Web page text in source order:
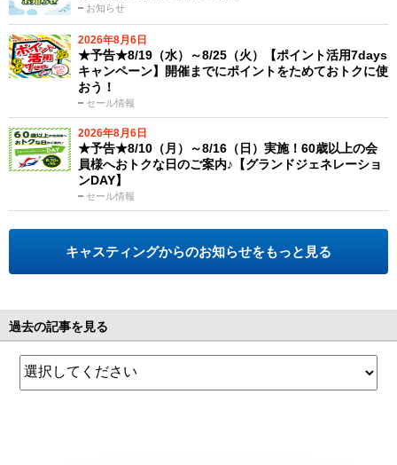
お知らせ
2026年8月6日
セール情報
★予告★8/19（水）～8/25（火）【ポイント活用7days
キャンペーン】開催までにポイントをためておトクに使
おう！
2026年8月6日
セール情報
★予告★8/10（月）～8/16（日）実施！60歳以上の会
員様へおトクな日のご案内♪【グランドジェネレーショ
ンDAY】
キャスティングからのお知らせをもっと見る
過去の記事を見る